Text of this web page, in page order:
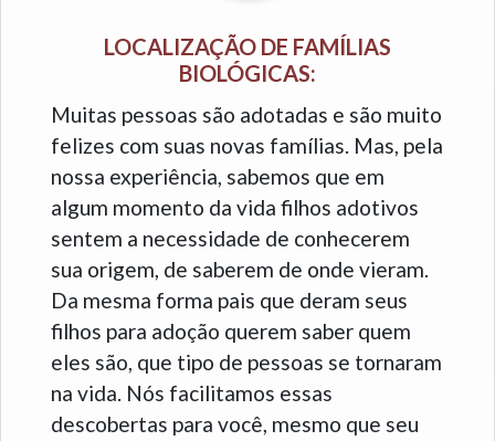
LOCALIZAÇÃO DE FAMÍLIAS
BIOLÓGICAS:
Muitas pessoas são adotadas e são muito
felizes com suas novas famílias. Mas, pela
nossa experiência, sabemos que em
algum momento da vida filhos adotivos
sentem a necessidade de conhecerem
sua origem, de saberem de onde vieram.
Da mesma forma pais que deram seus
filhos para adoção querem saber quem
eles são, que tipo de pessoas se tornaram
na vida. Nós facilitamos essas
descobertas para você, mesmo que seu